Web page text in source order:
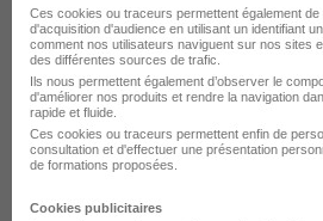
Localiser le poste
Ces cookies ou traceurs permettent également
d'acquisition d'audience en utilisant un identifiant
comment nos utilisateurs naviguent sur nos sites
des différentes sources de trafic.
Ils nous permettent également d’observer le
d'améliorer nos produits et rendre la navigation
rapide et fluide.
Ces cookies ou traceurs permettent enfin de
consultation et d'effectuer une présentation
de formations proposées.
Cookies publicitaires